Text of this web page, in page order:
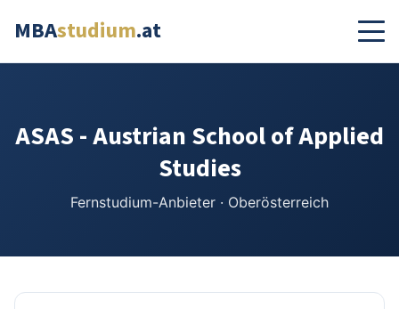
MBAstudium.at
ASAS - Austrian School of Applied
Studies
Fernstudium-Anbieter · Oberösterreich